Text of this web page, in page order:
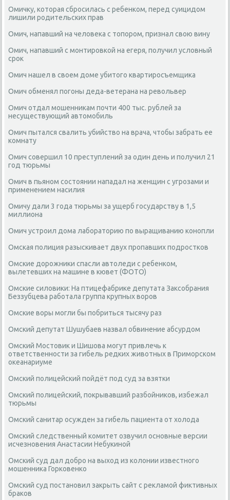
Омичку, которая сбросилась с ребенком, перед суицидом
лишили родительских прав
Омич, напавший на человека с топором, признал свою вину
Омич, напавший с монтировкой на егеря, получил условный
срок
Омич нашел в своем доме убитого квартиросъемщика
Омич обменял погоны деда-ветерана на револьвер
Омич отдал мошенникам почти 400 тыс. рублей за
несуществующий автомобиль
Омич пытался свалить убийство на врача, чтобы забрать ее
комнату
Омич совершил 10 преступлений за один день и получил 21
год тюрьмы
Омич в пьяном состоянии нападал на женщин с угрозами и
применением насилия
Омичу дали 3 года тюрьмы за ущерб государству в 1,5
миллиона
Омич устроил дома лабораторию по выращиванию конопли
Омская полиция разыскивает двух пропавших подростков
Омские дорожники спасли автоледи с ребенком,
вылетевших на машине в кювет (ФОТО)
Омские силовики: На птицефабрике депутата Заксобрания
Беззубцева работала группа крупных воров
Омские воры могли бы побриться тысячу раз
Омский депутат Шушубаев назвал обвинение абсурдом
Омский Мостовик и Шишова могут привлечь к
ответственности за гибель редких животных в Приморском
океанариуме
Омский полицейский пойдёт под суд за взятки
Омский полицейский, покрывавший разбойников, избежал
тюрьмы
Омский санитар осужден за гибель пациента от холода
Омский следственный комитет озвучил основные версии
исчезновения Анастасии Небукиной
Омский суд дал добро на выход из колонии известного
мошенника Горковенко
Омский суд постановил закрыть сайт с рекламой фиктивных
браков